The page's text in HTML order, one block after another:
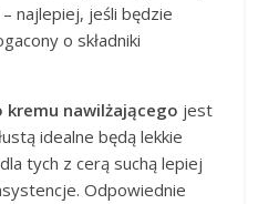
najlepiej, jeśli będzie
o składniki
kremu nawilżającego jest
idealne będą lekkie
tych z cerą suchą lepiej
Odpowiednie